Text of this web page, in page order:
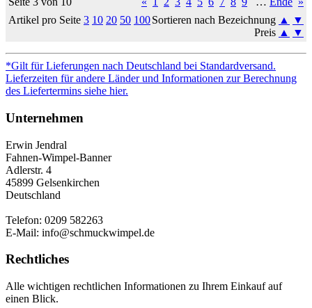
Artikel pro Seite 3 10 20 50 100Sortieren nach Bezeichnung ▲
▼
Preis ▲ ▼
*Gilt für Lieferungen nach Deutschland bei Standardversand.
Lieferzeiten für andere Länder und Informationen zur Berechnung
des Liefertermins siehe hier.
Unternehmen
Erwin Jendral
Fahnen-Wimpel-Banner
Adlerstr. 4
45899 Gelsenkirchen
Deutschland
Telefon: 0209 582263
E-Mail: info@schmuckwimpel.de
Rechtliches
Alle wichtigen rechtlichen Informationen zu Ihrem Einkauf auf
einen Blick.